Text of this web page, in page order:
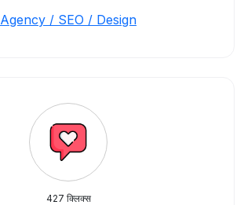
Agency / SEO / Design
427 क्लिक्स